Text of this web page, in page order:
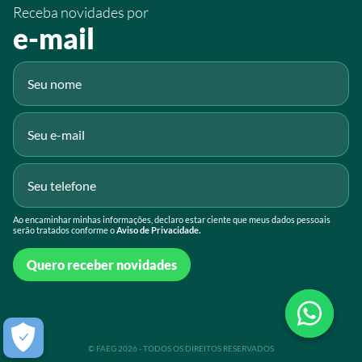
Fluig
Receba novidades por
e-mail
Ao encaminhar minhas informações, declaro estar ciente que meus dados pessoais
serão tratados conforme oAviso de Privacidade.
Quero receber novidades
© FAEG 2026 - TODOS OS DIREITOS RESERVADOS